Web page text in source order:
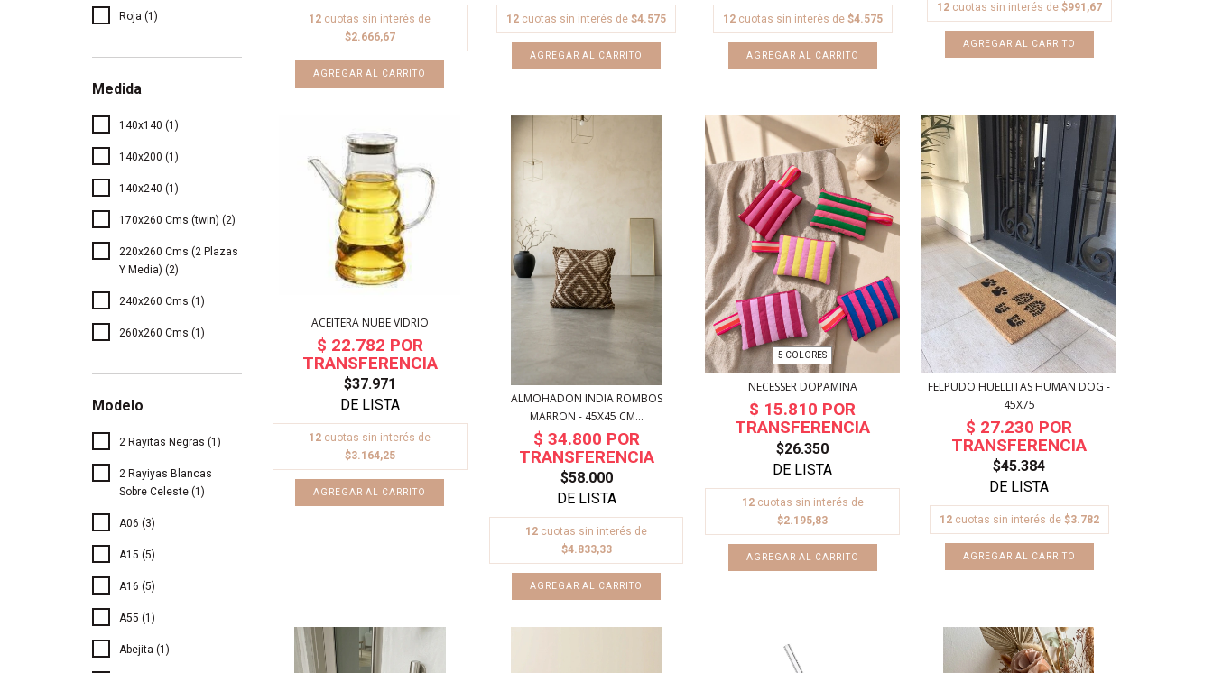
Roja (1)
Medida
140x140 (1)
140x200 (1)
140x240 (1)
170x260 Cms (twin) (2)
220x260 Cms (2 Plazas
Y Media) (2)
240x260 Cms (1)
260x260 Cms (1)
Modelo
2 Rayitas Negras (1)
2 Rayiyas Blancas
Sobre Celeste (1)
A06 (3)
A15 (5)
A16 (5)
A55 (1)
Abejita (1)
12 cuotas sin interés de
$2.666,67
12 cuotas sin interés de$4.575 12 cuotas sin interés de $4.575
12 cuotas sin interés de $991,67
ACEITERA NUBE VIDRIO
$37.971
12 cuotas sin interés de
$3.164,25
ALMOHADON INDIA ROMBOS
MARRON - 45X45 CM...
$58.000
12 cuotas sin interés de
$4.833,33
5 COLORES
NECESSER DOPAMINA
$26.350
12 cuotas sin interés de
$2.195,83
AGREGAR AL CARRITO
FELPUDO HUELLITAS HUMAN DOG -
45X75
$45.384
12 cuotas sin interés de $3.782